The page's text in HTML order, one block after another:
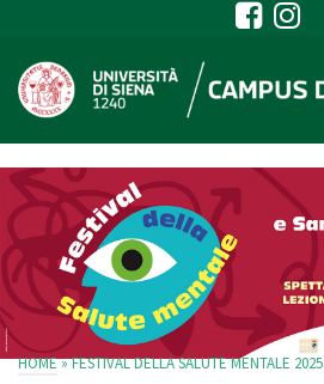
HOME»FESTIVAL DELLA SALUTE MENTALE 2025